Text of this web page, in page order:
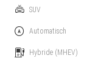
SUV
Automatisch
Hybride (MHEV)